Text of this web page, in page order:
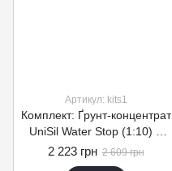
Артикул: kits1
Комплект: Ґрунт-концентрат
UniSil Water Stop (1:10) +
Фарба інтер’єрна UniSil 3,
база А, 14 кг
2 223 грн 2 609 грн